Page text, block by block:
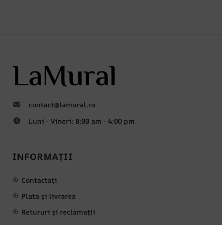
contact@lamural.ro
Luni - Vineri: 8:00 am - 4:00 pm
INFORMAȚII
Contactați
Plata și livrarea
Retururi și reclamații